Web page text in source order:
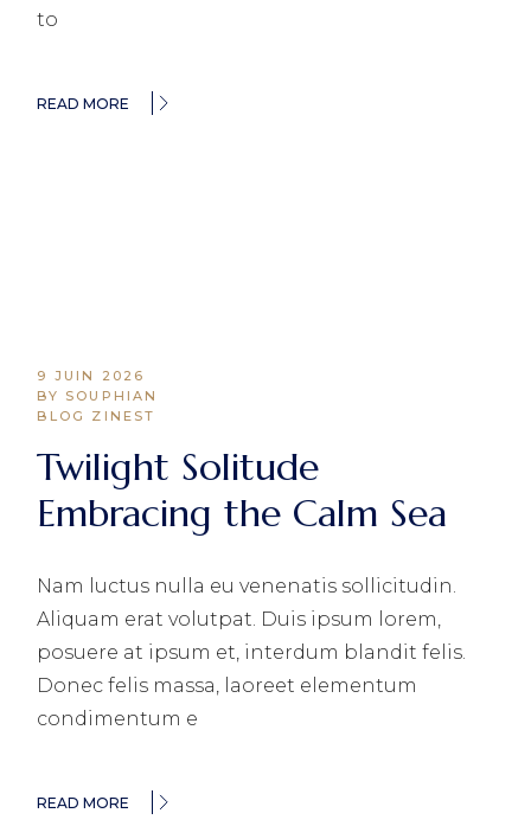
to
READ MORE
9 JUIN 2026
BY SOUPHIAN
BLOG ZINEST
Twilight Solitude
Embracing the Calm Sea
Nam luctus nulla eu venenatis sollicitudin.
Aliquam erat volutpat. Duis ipsum lorem,
posuere at ipsum et, interdum blandit felis.
Donec felis massa, laoreet elementum
condimentum e
READ MORE